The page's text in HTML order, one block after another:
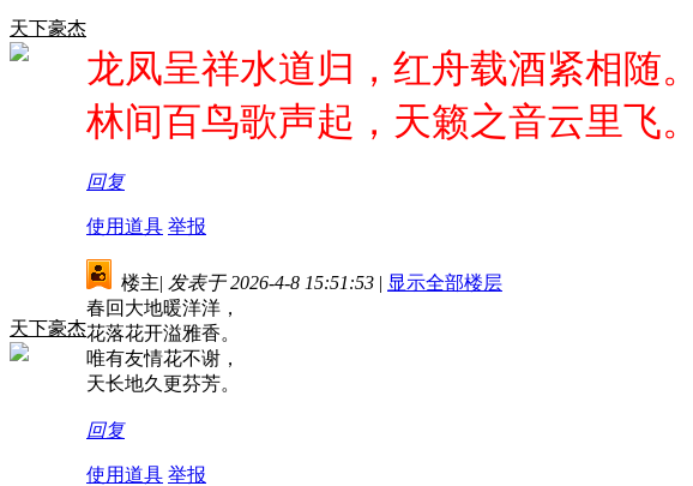
天下豪杰
龙凤呈祥水道归，红舟载酒紧相随。
林间百鸟歌声起，天籁之音云里飞。
回复
使用道具 举报
天下豪杰
楼主| 发表于 2026-4-8 15:51:53 | 显示全部楼层
春回大地暖洋洋，
花落花开溢雅香。
唯有友情花不谢，
天长地久更芬芳。
回复
使用道具 举报